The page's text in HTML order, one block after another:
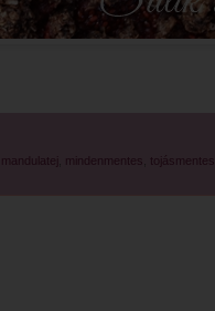
mandulatej mindenmentes tojásmentes